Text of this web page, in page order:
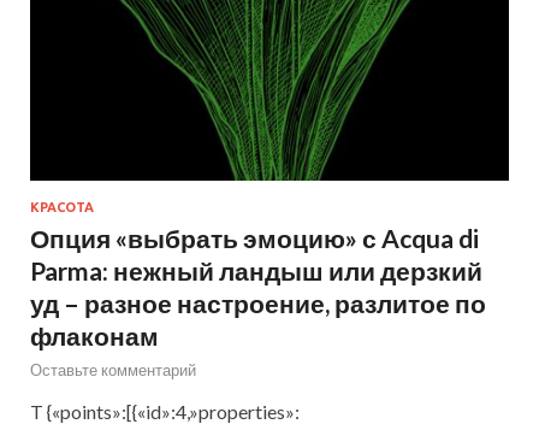
КРАСОТА
Опция «выбрать эмоцию» с Acqua di
Parma: нежный ландыш или дерзкий
уд – разное настроение, разлитое по
флаконам
Оставьте комментарий
T {«points»:[{«id»:4,»properties»: